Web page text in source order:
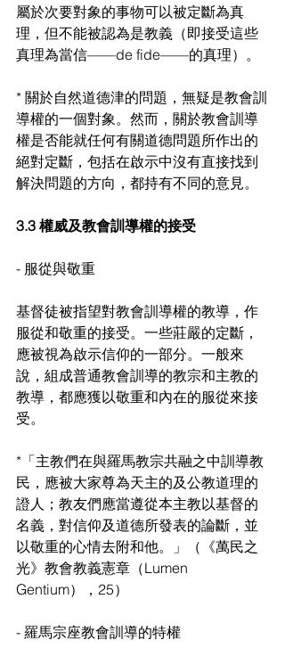
屬於次要對象的事物可以被定斷為真
理，但不能被認為是教義（即接受這些
真理為當信——de fide——的真理）。
* 關於自然道德津的問題，無疑是教會訓
導權的一個對象。然而，關於教會訓導
權是否能就任何有關道德問題所作出的
絕對定斷，包括在啟示中沒有直接找到
解決問題的方向，都持有不同的意見。
3.3 權威及教會訓導權的接受
- 服從與敬重
基督徒被指望對教會訓導權的教導，作
服從和敬重的接受。一些莊嚴的定斷，
應被視為啟示信仰的一部分。一般來
說，組成普通教會訓導的教宗和主教的
教導，都應獲以敬重和內在的服從來接
受。
*「主教們在與羅馬教宗共融之中訓導教
民，應被大家尊為天主的及公教道理的
證人；教友們應當遵從本主教以基督的
名義，對信仰及道德所發表的論斷，並
以敬重的心情去附和他。」（《萬民之
光》教會教義憲章（Lumen
Gentium），25）
- 羅馬宗座教會訓導的特權